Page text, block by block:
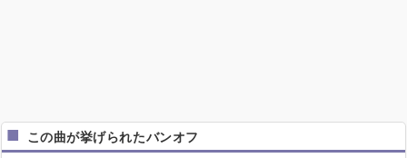
この曲が挙げられたバンオフ